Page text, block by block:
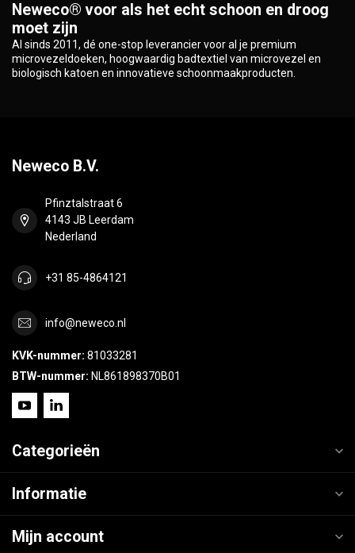
Neweco® voor als het echt schoon en droog
moet zijn
Al sinds 2011, dé one-stop leverancier voor al je premium
microvezeldoeken, hoogwaardig badtextiel van microvezel en
biologisch katoen en innovatieve schoonmaakproducten.
Neweco B.V.
Pfinztalstraat 6
4143 JB Leerdam
Nederland
+31 85-4864121
info@neweco.nl
KVK-nummer: 81033281
BTW-nummer: NL861898370B01
Categorieën
Informatie
Mijn account